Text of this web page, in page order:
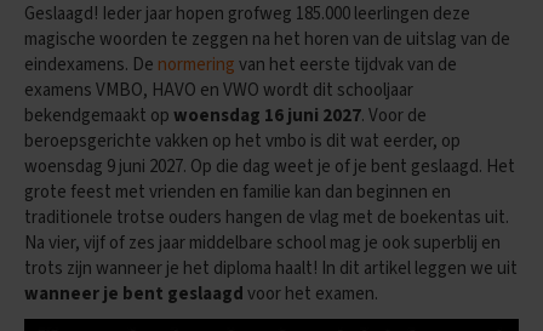
A
a
d
r
i
j
k
s
u
n
d
e
Geslaagd! Ieder jaar hopen grofweg 185.000 leerlingen deze
magische woorden te zeggen na het horen van de uitslag van de
eindexamens. De normeringvan het eerste tijdvak van de
examens VMBO, HAVO en VWO wordt dit schooljaar
bekendgemaakt opwoensdag 16 juni 2027. Voor de
beroepsgerichte vakken op het vmbo is dit wat eerder, op
woensdag 9 juni 2027. Op die dag weet je of je bent geslaagd. Het
grote feest met vrienden en familie kan dan beginnen en
traditionele trotse ouders hangen de vlag met de boekentas uit.
Na vier, vijf of zes jaar middelbare school mag je ook superblij en
trots zijn wanneer je het diploma haalt! In dit artikel leggen we uit
wanneer je bent geslaagdvoor het examen.